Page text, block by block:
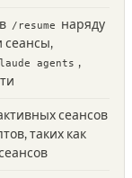
/resume
наряду
сеансы,
agents ,
сеансов
таких как